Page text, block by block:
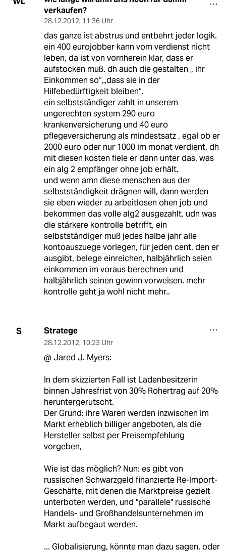
verkaufen?
28.12.2012, 11:36 Uhr
das ganze ist abstrus und entbehrt jeder logik.
ein 400 eurojobber kann vom verdienst nicht
leben, da ist von vornherein klar, dass er
aufstocken muß. dh auch die gestalten „ ihr
Einkommen so“,„dass sie in der
Hilfebedürftigkeit bleiben“.
ein selbstständiger zahlt in unserem
ungerechten system 290 euro
krankenversicherung und 40 euro
pflegeversicherung als mindestsatz , egal ob er
2000 euro oder nur 1000 im monat verdient, dh
mit diesen kosten fiele er dann unter das, was
ein alg 2 empfänger ohne job erhält.
und wenn amn diese menschen aus der
selbstständigkeit drägnen will, dann werden
sie eben wieder zu arbeitlosen ohen job und
bekommen das volle alg2 ausgezahlt. udn was
die stärkere kontrolle betrifft, ein
selbstständiger muß jedes halbe jahr alle
kontoauszuege vorlegen, für jeden cent, den er
ausgibt, belege einreichen, halbjährlich seien
einkommen im voraus berechnen und
halbjährlich seinen gewinn vorweisen. mehr
kontrolle geht ja wohl nicht mehr..
S Stratege
28.12.2012, 10:23 Uhr
@ Jared J. Myers:
In dem skizzierten Fall ist Ladenbesitzerin
binnen Jahresfrist von 30% Rohertrag auf 20%
heruntergerutscht.
Der Grund: ihre Waren werden inzwischen im
Markt erheblich billiger angeboten, als die
Hersteller selbst per Preisempfehlung
vorgeben,
Wie ist das möglich? Nun: es gibt von
russischen Schwarzgeld finanzierte Re-Import-
Geschäfte, mit denen die Marktpreise gezielt
unterboten werden, und "parallele" russische
Handels- und Großhandelsunternehmen im
Markt aufbegaut werden.
... Globalisierung, könnte man dazu sagen, oder